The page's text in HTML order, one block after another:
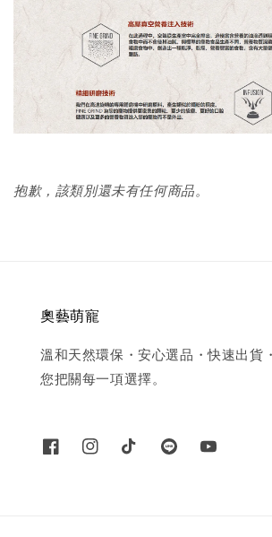
抱歉，該類別還未有任何商品。
奧藝萌寵
溫和天然環保・安心選品・快速出貨
您把關每一項選擇。